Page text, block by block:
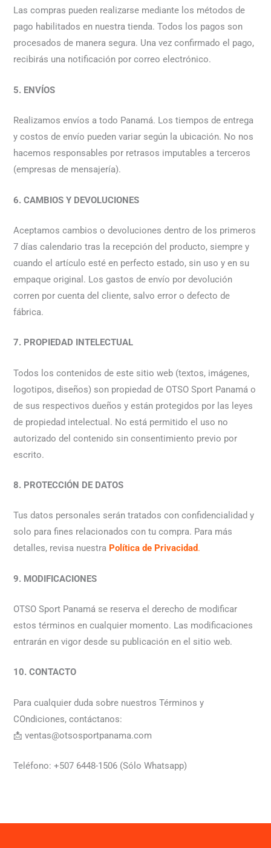
Las compras pueden realizarse mediante los métodos de
pago habilitados en nuestra tienda. Todos los pagos son
procesados de manera segura. Una vez confirmado el pago,
recibirás una notificación por correo electrónico.
5. ENVÍOS
Realizamos envíos a todo Panamá. Los tiempos de entrega
y costos de envío pueden variar según la ubicación. No nos
hacemos responsables por retrasos imputables a terceros
(empresas de mensajería).
6. CAMBIOS Y DEVOLUCIONES
Aceptamos cambios o devoluciones dentro de los primeros
7 días calendario tras la recepción del producto, siempre y
cuando el artículo esté en perfecto estado, sin uso y en su
empaque original. Los gastos de envío por devolución
corren por cuenta del cliente, salvo error o defecto de
fábrica.
7. PROPIEDAD INTELECTUAL
Todos los contenidos de este sitio web (textos, imágenes,
logotipos, diseños) son propiedad de OTSO Sport Panamá o
de sus respectivos dueños y están protegidos por las leyes
de propiedad intelectual. No está permitido el uso no
autorizado del contenido sin consentimiento previo por
escrito.
8. PROTECCIÓN DE DATOS
Tus datos personales serán tratados con confidencialidad y
solo para fines relacionados con tu compra. Para más
detalles, revisa nuestra Política de Privacidad.
9. MODIFICACIONES
OTSO Sport Panamá se reserva el derecho de modificar
estos términos en cualquier momento. Las modificaciones
entrarán en vigor desde su publicación en el sitio web.
10. CONTACTO
Para cualquier duda sobre nuestros Términos y
COndiciones, contáctanos:
📩 ventas@otsosportpanama.com
Teléfono: +507 6448-1506 (Sólo Whatsapp)